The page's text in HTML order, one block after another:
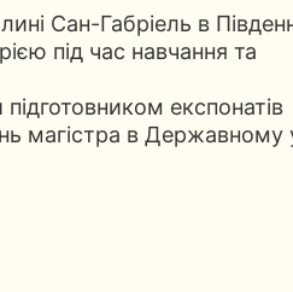
Сан-Габріель в
під час навчання та
експонатів
магістра в Державному